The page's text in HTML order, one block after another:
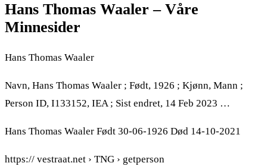
Hans Thomas Waaler – Våre
Minnesider
Hans Thomas Waaler
Navn, Hans Thomas Waaler ; Født, 1926 ; Kjønn, Mann ;
Person ID, I133152, IEA ; Sist endret, 14 Feb 2023 …
Hans Thomas Waaler Født 30-06-1926 Død 14-10-2021
https:// vestraat.net › TNG › getperson